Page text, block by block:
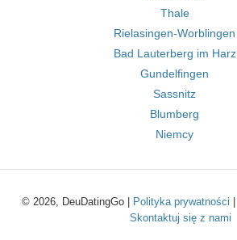
Thale
Rielasingen-Worblingen
Bad Lauterberg im Harz
Gundelfingen
Sassnitz
Blumberg
Niemcy
© 2026, DeuDatingGo | Polityka prywatności
Skontaktuj się z nami